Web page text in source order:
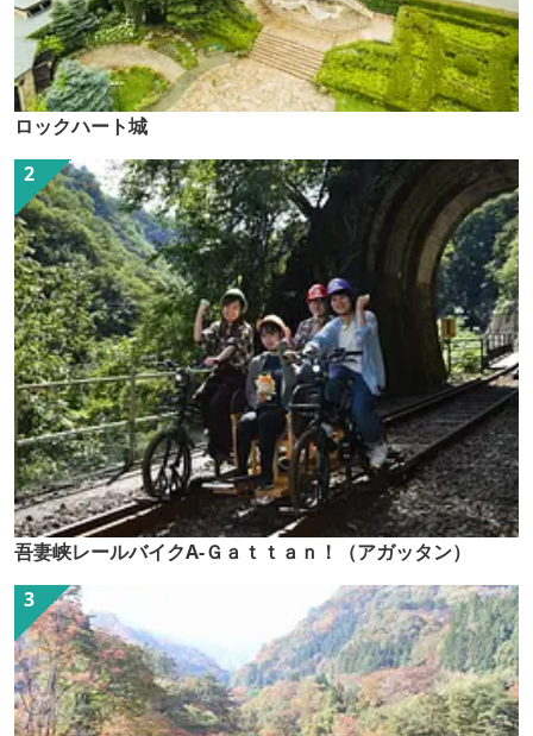
ロックハート城
吾妻峡レールバイクA-Ｇａｔｔａｎ！（アガッタン）